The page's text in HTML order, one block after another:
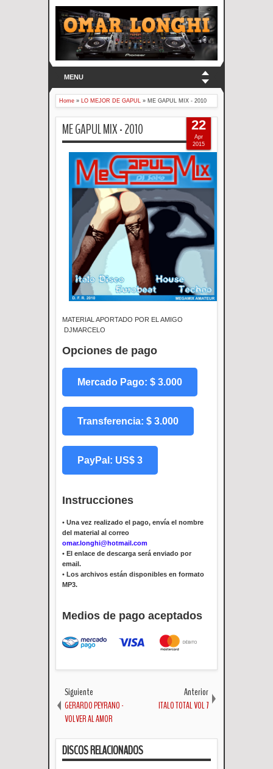
MENU
Home » LO MEJOR DE GAPUL » ME GAPUL MIX - 2010
ME GAPUL MIX - 2010
MATERIAL APORTADO POR EL AMIGO
DJMARCELO
Opciones de pago
Mercado Pago: $ 3.000
Transferencia: $ 3.000
PayPal: US$ 3
Instrucciones
• Una vez realizado el pago, envía el nombre
del material al correo
omar.longhi@hotmail.com
• El enlace de descarga será enviado por
email.
• Los archivos están disponibles en formato
MP3.
Medios de pago aceptados
22
Apr
2015
Siguiente
GERARDO PEYRANO -
VOLVER AL AMOR
Anterior
ITALO TOTAL VOL 7
DISCOS RELACIONADOS